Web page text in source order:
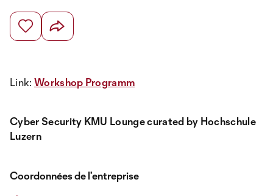
Link: Workshop Programm
Cyber Security KMU Lounge curated by Hochschule
Luzern
Coordonnées de l’entreprise